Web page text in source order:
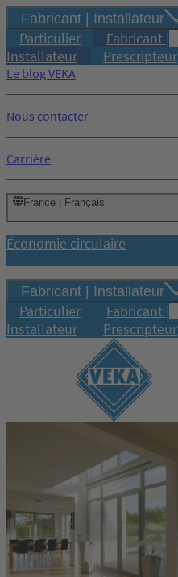
Fabricant | Installateur
Particulier
Fabricant |
Installateur
Prescripteur
Le blog VEKA
Nous contacter
Carrière
France | Français
Économie circulaire
Fabricant | Installateur
Particulier
Fabricant |
Installateur
Prescripteur